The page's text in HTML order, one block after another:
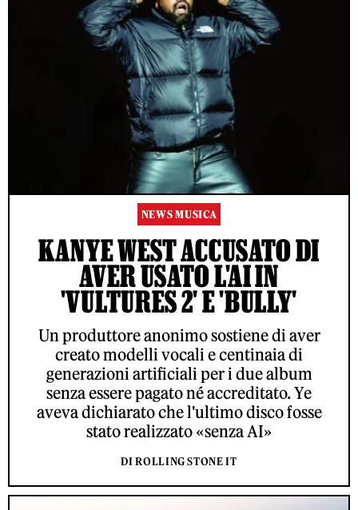
NEWS MUSICA
KANYE WEST ACCUSATO DI
AVER USATO L'AI IN
'VULTURES 2' E 'BULLY'
Un produttore anonimo sostiene di aver
creato modelli vocali e centinaia di
generazioni artificiali per i due album
senza essere pagato né accreditato. Ye
aveva dichiarato che l'ultimo disco fosse
stato realizzato «senza AI»
DI ROLLING STONE IT